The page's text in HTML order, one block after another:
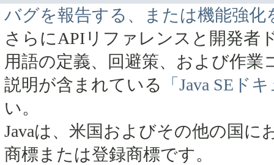
バグを報告する、または機能強化
さらにAPIリファレンスと開発者
用語の定義、回避策、および作
説明が含まれている
「Java SEド
い。
Javaは、米国およびその他の国に
商標または登録商標です。